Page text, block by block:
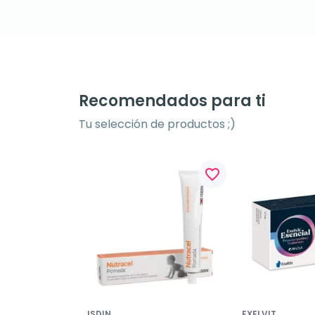
Recomendados para ti
Tu selección de productos ;)
favorite_border